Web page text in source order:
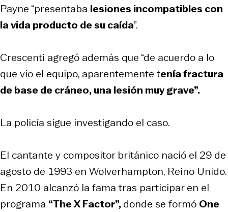
Payne “presentaba lesiones incompatibles con
la vida producto de su caída”.
Crescenti agregó además que “de acuerdo a lo
que vio el equipo, aparentemente tenía fractura
de base de cráneo, una lesión muy grave”.
La policía sigue investigando el caso.
El cantante y compositor británico nació el 29 de
agosto de 1993 en Wolverhampton, Reino Unido.
En 2010 alcanzó la fama tras participar en el
programa “The X Factor”,donde se formó One